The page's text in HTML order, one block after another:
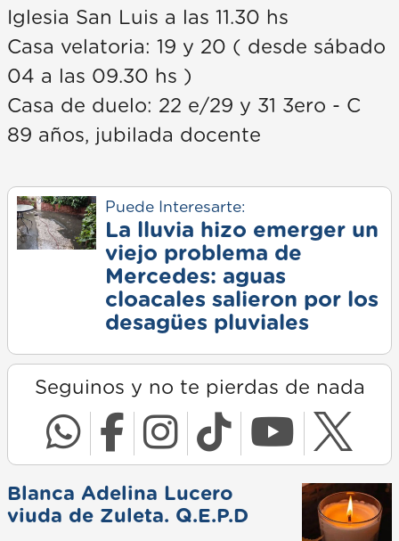
Iglesia San Luis a las 11.30 hs
Casa velatoria: 19 y 20 ( desde sábado
04 a las 09.30 hs )
Casa de duelo: 22 e/29 y 31 3ero - C
89 años, jubilada docente
Puede Interesarte:
La lluvia hizo emerger un
viejo problema de
Mercedes: aguas
cloacales salieron por los
desagües pluviales
Seguinos y no te pierdas de nada
Blanca Adelina Lucero
viuda de Zuleta. Q.E.P.D